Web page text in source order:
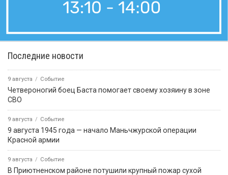
Последние новости
9 августа Событие
Четвероногий боец Баста помогает своему хозяину в зоне
СВО
9 августа Событие
9 августа 1945 года — начало Маньчжурской операции
Красной армии
9 августа Событие
В Приютненском районе потушили крупный пожар сухой